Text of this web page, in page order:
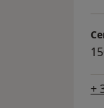
+